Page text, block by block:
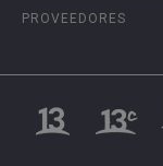
PROVEEDORES